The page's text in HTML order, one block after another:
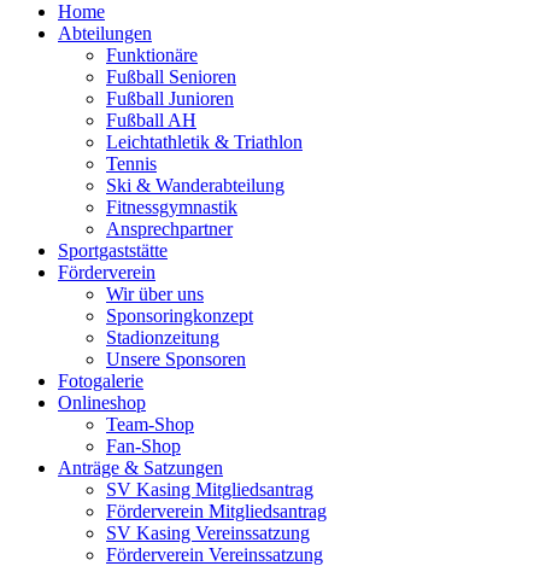
Home
Abteilungen
Funktionäre
Fußball Senioren
Fußball Junioren
Fußball AH
Leichtathletik & Triathlon
Tennis
Ski & Wanderabteilung
Fitnessgymnastik
Ansprechpartner
Sportgaststätte
Förderverein
Wir über uns
Sponsoringkonzept
Stadionzeitung
Unsere Sponsoren
Fotogalerie
Onlineshop
Team-Shop
Fan-Shop
Anträge & Satzungen
SV Kasing Mitgliedsantrag
Förderverein Mitgliedsantrag
SV Kasing Vereinssatzung
Förderverein Vereinssatzung